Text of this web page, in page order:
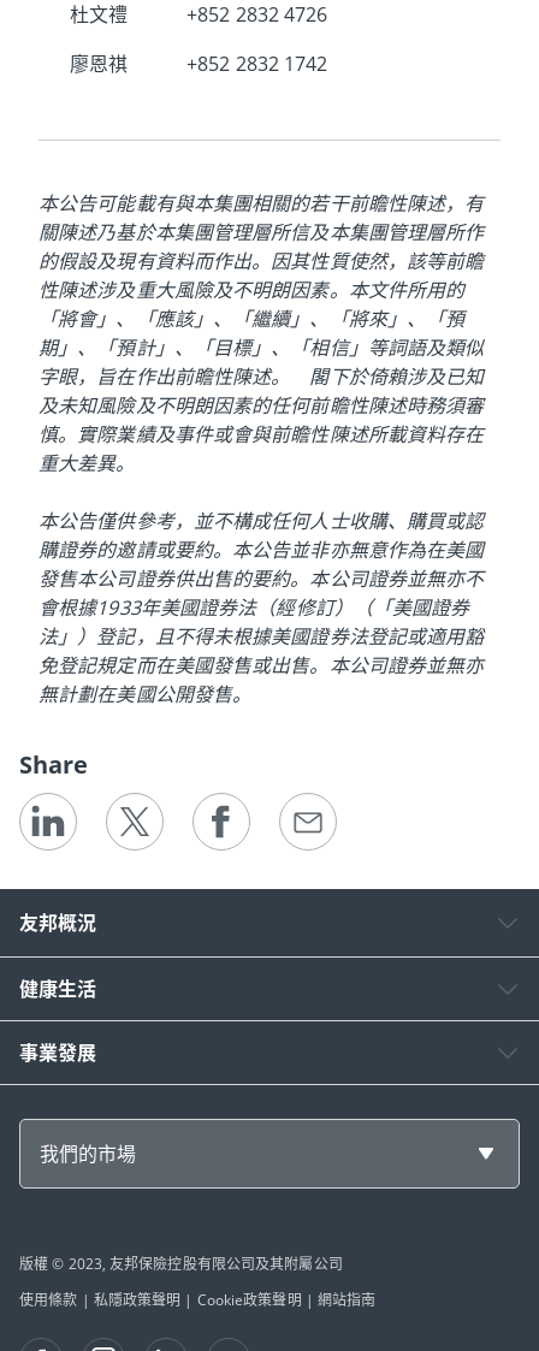
杜文禮
+852 2832 4726
廖恩祺
+852 2832 1742
本公告可能載有與本集團相關的若干前瞻性陳述，有
關陳述乃基於本集團管理層所信及本集團管理層所作
的假設及現有資料而作出。因其性質使然，該等前瞻
性陳述涉及重大風險及不明朗因素。本文件所用的
「將會」、「應該」、「繼續」、「將來」、「預
期」、「預計」、「目標」、「相信」等詞語及類似
字眼，旨在作出前瞻性陳述。 閣下於倚賴涉及已知
及未知風險及不明朗因素的任何前瞻性陳述時務須審
慎。實際業績及事件或會與前瞻性陳述所載資料存在
重大差異。
本公告僅供參考，並不構成任何人士收購、購買或認
購證券的邀請或要約。本公告並非亦無意作為在美國
發售本公司證券供出售的要約。本公司證券並無亦不
會根據1933年美國證券法（經修訂）（「美國證券
法」）登記，且不得未根據美國證券法登記或適用豁
免登記規定而在美國發售或出售。本公司證券並無亦
無計劃在美國公開發售。
Share
友邦概況
健康生活
事業發展
我們的市場
版權 © 2023, 友邦保險控股有限公司及其附屬公司
使用條款 | 私隱政策聲明 | Cookie政策聲明 | 網站指南